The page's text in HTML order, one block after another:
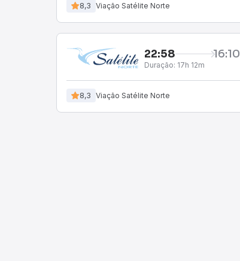
8,3 Viação Satélite Norte
22:58 16:10
Duração: 17h 12m
8,3 Viação Satélite Norte